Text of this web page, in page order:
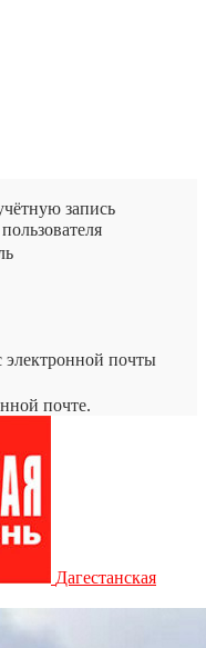
запись
электронной почты
почте.
Дагестанская